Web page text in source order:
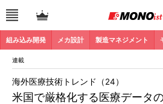
組み込み開発 メカ設計 製造マネジメント
連載
米国で厳格化する医療データ
海外医療技術トレンド（24）